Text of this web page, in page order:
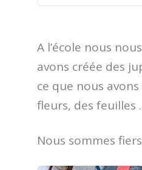
A l’école nous
avons créée des
ce que nous
fleurs, des feuilles .
Nous sommes